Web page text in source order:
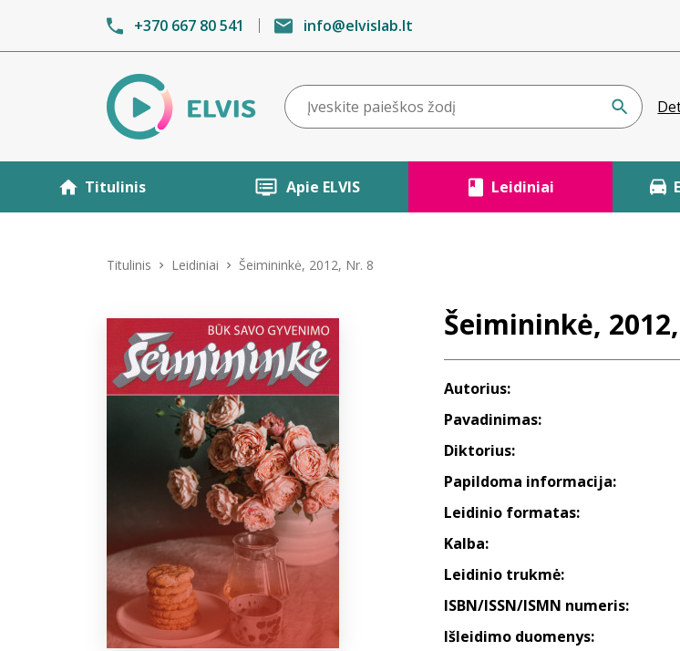
+370 667 80 541 info@elvislab.lt
Titulinis Apie ELVIS Leidiniai
Titulinis Leidiniai Šeimininkė, 2012, Nr. 8
Šeimininkė,
Autorius:
Pavadinimas:
Diktorius:
Papildoma informacija:
Leidinio formatas:
Kalba:
Leidinio trukmė:
ISBN/ISSN/ISMN numeris:
Išleidimo duomenys: